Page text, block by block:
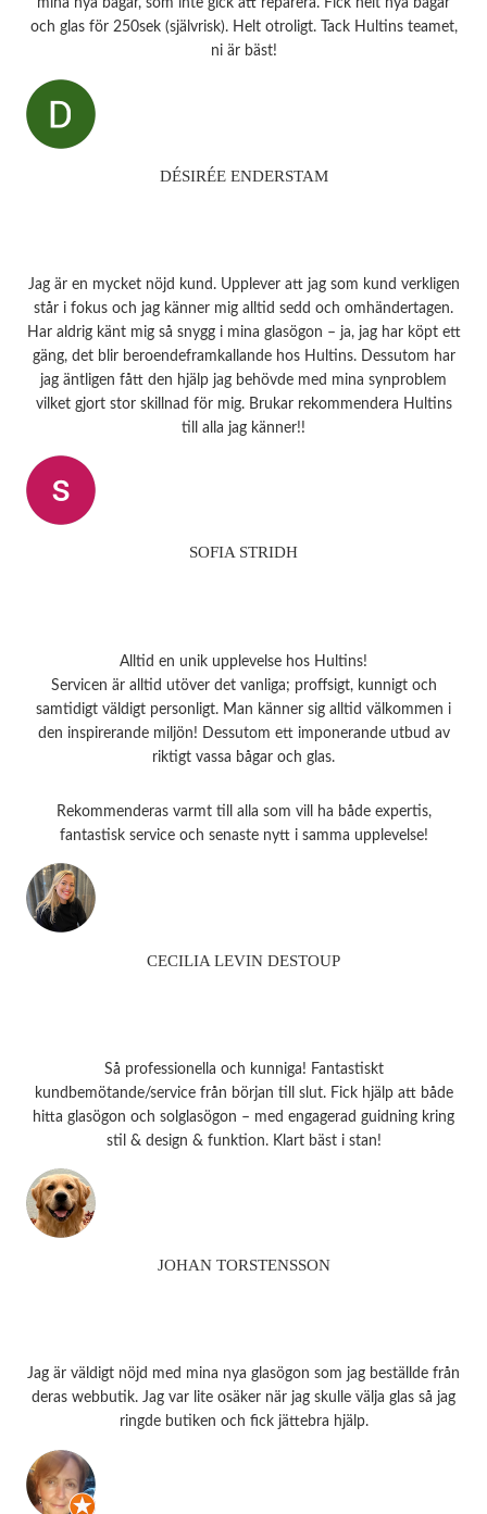
mina nya bågar, som inte gick att reparera. Fick helt nya bågar
och glas för 250sek (självrisk). Helt otroligt. Tack Hultins teamet,
ni är bäst!
DÉSIRÉE ENDERSTAM
Jag är en mycket nöjd kund. Upplever att jag som kund verkligen
står i fokus och jag känner mig alltid sedd och omhändertagen.
Har aldrig känt mig så snygg i mina glasögon – ja, jag har köpt ett
gäng, det blir beroendeframkallande hos Hultins. Dessutom har
jag äntligen fått den hjälp jag behövde med mina synproblem
vilket gjort stor skillnad för mig. Brukar rekommendera Hultins
till alla jag känner!!
SOFIA STRIDH
Alltid en unik upplevelse hos Hultins!
Servicen är alltid utöver det vanliga; proffsigt, kunnigt och
samtidigt väldigt personligt. Man känner sig alltid välkommen i
den inspirerande miljön! Dessutom ett imponerande utbud av
riktigt vassa bågar och glas.
Rekommenderas varmt till alla som vill ha både expertis,
fantastisk service och senaste nytt i samma upplevelse!
CECILIA LEVIN DESTOUP
Så professionella och kunniga! Fantastiskt
kundbemötande/service från början till slut. Fick hjälp att både
hitta glasögon och solglasögon – med engagerad guidning kring
stil & design & funktion. Klart bäst i stan!
JOHAN TORSTENSSON
Jag är väldigt nöjd med mina nya glasögon som jag beställde från
deras webbutik. Jag var lite osäker när jag skulle välja glas så jag
ringde butiken och fick jättebra hjälp.